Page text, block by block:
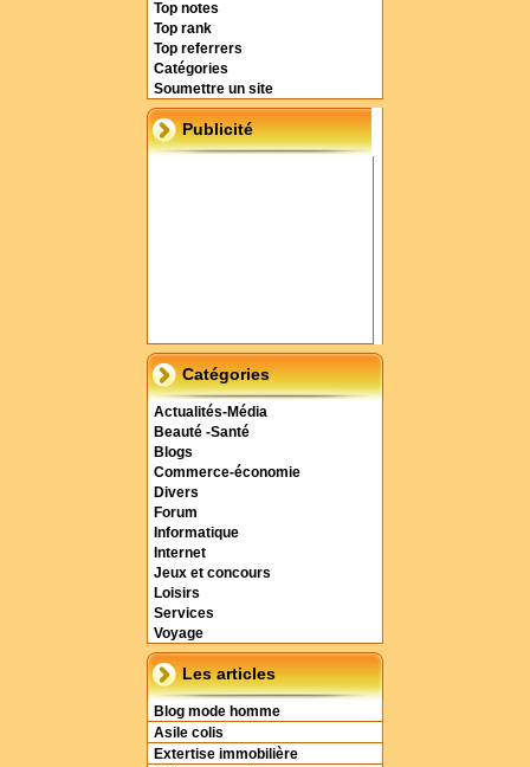
Top notes
Top rank
Top referrers
Catégories
Soumettre un site
Publicité
Catégories
Actualités-Média
Beauté -Santé
Blogs
Commerce-économie
Divers
Forum
Informatique
Internet
Jeux et concours
Loisirs
Services
Voyage
Les articles
Blog mode homme
Asile colis
Extertise immobilière